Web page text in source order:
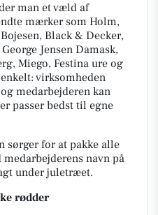
man et væld af
mærker som Holm,
Black & Decker,
Jensen Damask,
Miego, Festina ure og
virksomheden
medarbejderen kan
passer bedst til egne
sørger for at pakke alle
navn på
under juletræet.
rødder